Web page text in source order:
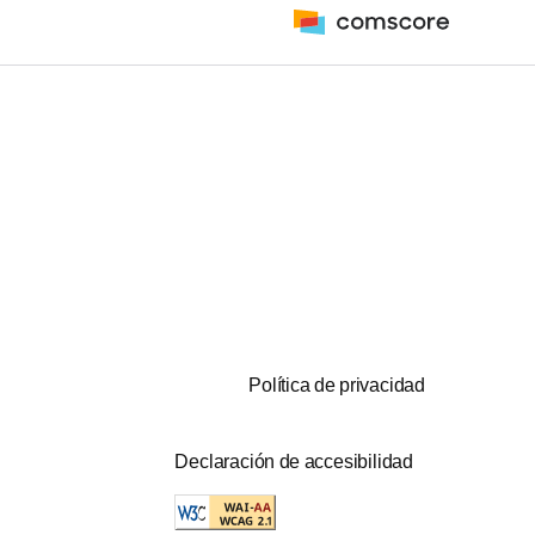
Política de privacidad
Declaración de accesibilidad